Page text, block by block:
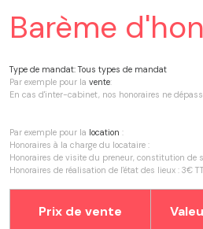
Barème
Type de mandat:Tous types de mandat
Par exemple pour la vente:
En cas d'inter-cabinet, nos honoraires ne
Par exemple pour la location :
Honoraires à la charge du locataire :
Honoraires de visite du preneur, constitution
Honoraires de réalisation de l'état des lieux : 3€
Prix de vente